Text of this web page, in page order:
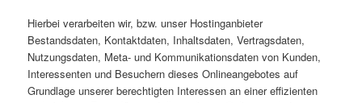
Hierbei verarbeiten wir, bzw. unser Hostinganbieter
Bestandsdaten, Kontaktdaten, Inhaltsdaten, Vertragsdaten,
Nutzungsdaten, Meta- und Kommunikationsdaten von Kunden,
Interessenten und Besuchern dieses Onlineangebotes auf
Grundlage unserer berechtigten Interessen an einer effizienten